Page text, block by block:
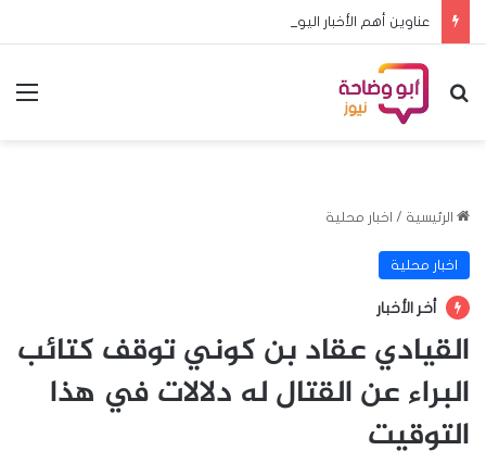
عناوين أهم الأخبار اليوم السبت ٨ اغسطس ٢٠٢٦م
بحث عن
الرئيسية / اخبار محلية
اخبار محلية
أخر الأخبار
القيادي عقاد بن كوني توقف كتائب
البراء عن القتال له دلالات في هذا
التوقيت